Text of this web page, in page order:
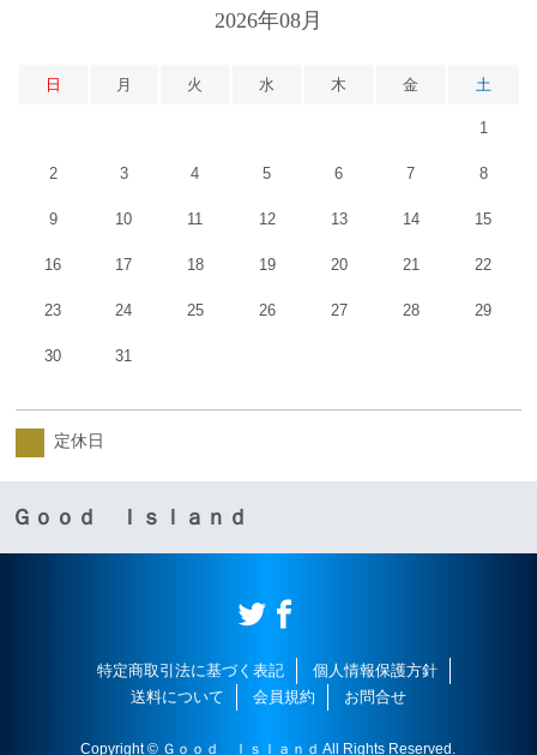
2026年08月
日 月 火 水 木 金 土
1
2 3 4 5 6 7 8
9 10 11 12 13 14 15
16 17 18 19 20 21 22
23 24 25 26 27 28 29
30 31
定休日
Ｇｏｏｄ Ｉｓｌａｎｄ
特定商取引法に基づく表記
個人情報保護方針
送料について
会員規約 お問合せ
Copyright © Ｇｏｏｄ Ｉｓｌａｎｄ All Rights Reserved.